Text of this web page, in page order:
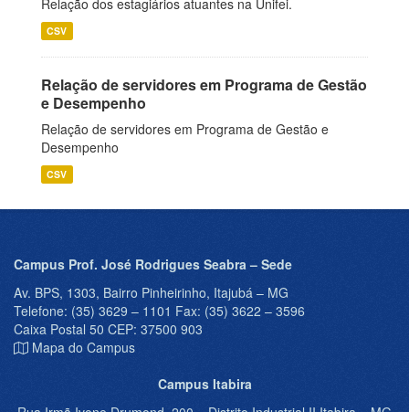
Relação dos estagiários atuantes na Unifei.
CSV
Relação de servidores em Programa de Gestão
e Desempenho
Relação de servidores em Programa de Gestão e
Desempenho
CSV
Campus Prof. José Rodrigues Seabra – Sede
Av. BPS, 1303, Bairro Pinheirinho, Itajubá – MG
Telefone: (35) 3629 – 1101 Fax: (35) 3622 – 3596
Caixa Postal 50 CEP: 37500 903
Mapa do Campus
Campus Itabira